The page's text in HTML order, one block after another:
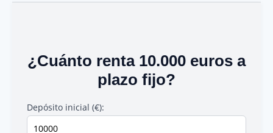
¿Cuánto renta 10.000 euros a
plazo fijo?
Depósito inicial (€):